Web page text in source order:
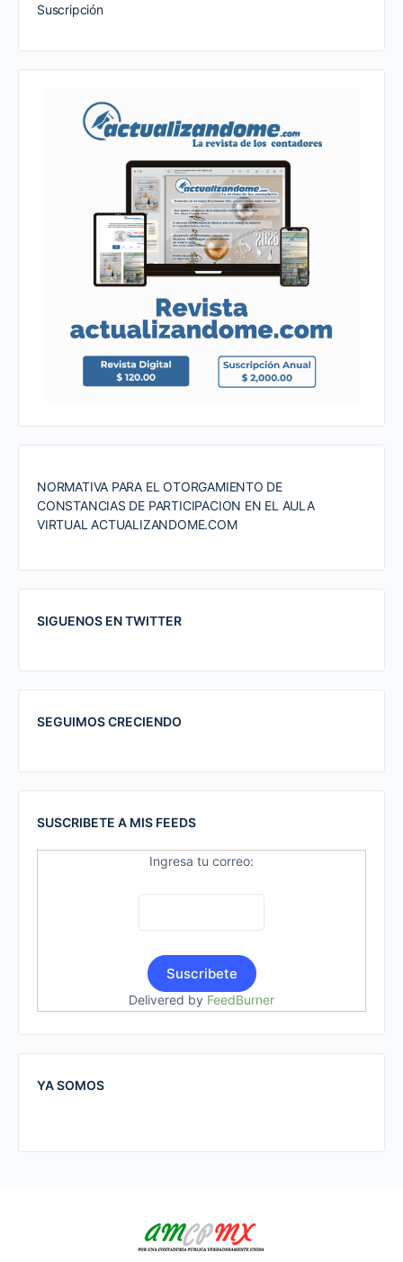
Suscripción
NORMATIVA PARA EL OTORGAMIENTO DE
CONSTANCIAS DE PARTICIPACION EN EL AULA
VIRTUAL ACTUALIZANDOME.COM
SIGUENOS EN TWITTER
SEGUIMOS CRECIENDO
SUSCRIBETE A MIS FEEDS
Ingresa tu correo:
Delivered by FeedBurner
YA SOMOS